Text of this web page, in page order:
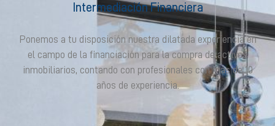
Intermediación Financiera
Ponemos a tu disposición nuestra dilatada experiencia en
el campo de la financiación para la compra de activos
inmobiliarios, contando con profesionales con más de 10
años de experiencia.